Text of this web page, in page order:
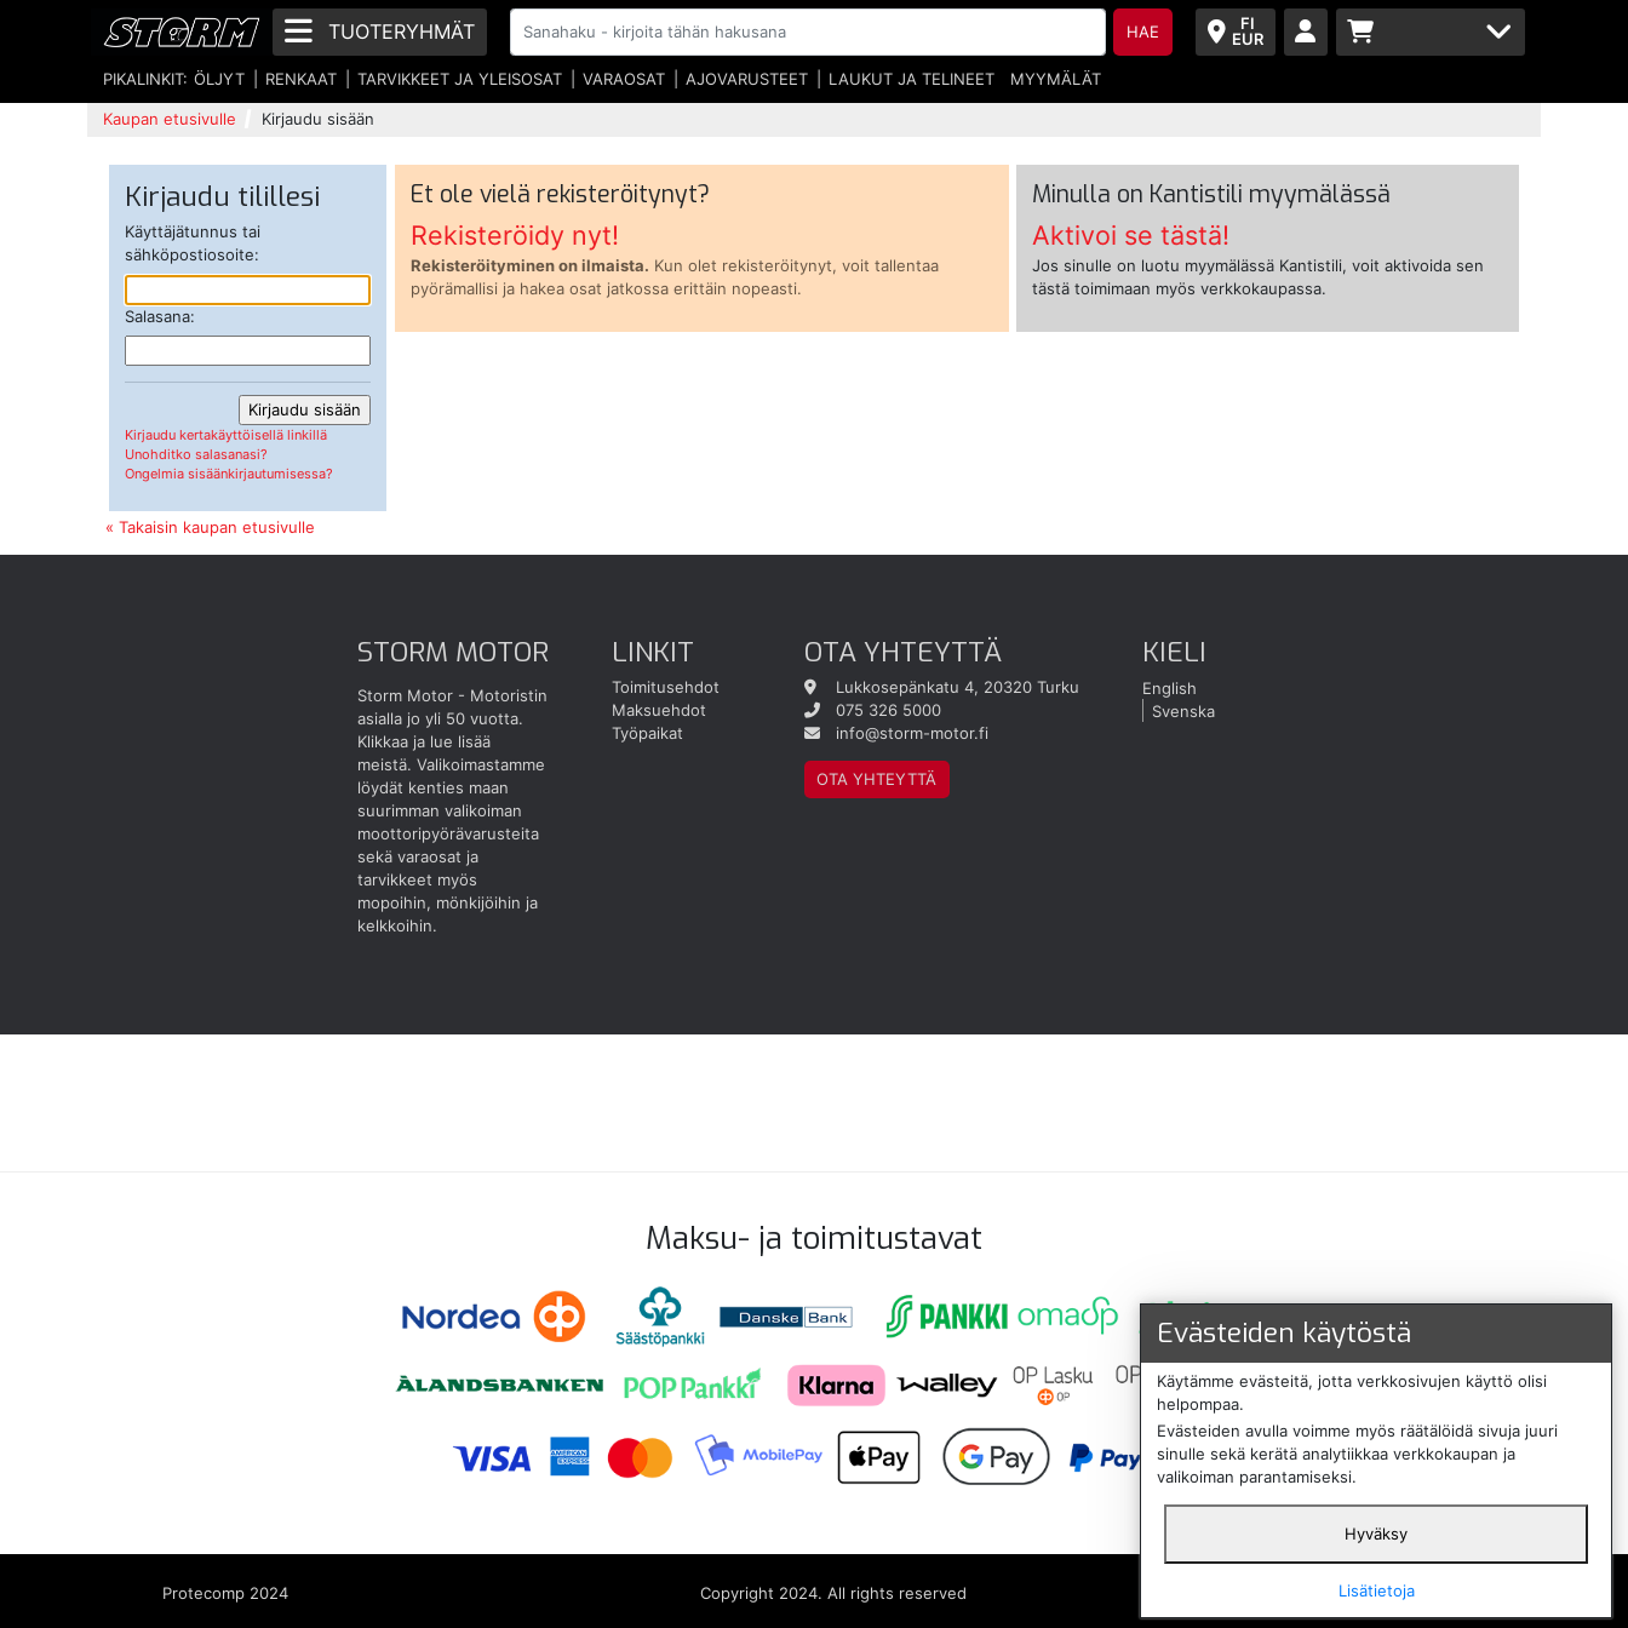
FI
EUR
TUOTERYHMÄT HAE
PIKALINKIT: ÖLJYT RENKAAT TARVIKKEET JA YLEISOSAT VARAOSAT AJOVARUSTEET LAUKUT JA TELINEET MYYMÄLÄT
Kaupan etusivulle Kirjaudu sisään
Kirjaudu tilillesi
Käyttäjätunnus tai
sähköpostiosoite:
Salasana:
Kirjaudu kertakäyttöisellä linkillä
Unohditko salasanasi?
Ongelmia sisäänkirjautumisessa?
Et ole vielä rekisteröitynyt?
Rekisteröidy nyt!
Rekisteröityminen on ilmaista. Kun olet rekisteröitynyt, voit tallentaa
pyörämallisi ja hakea osat jatkossa erittäin nopeasti.
Minulla on Kantistili myymälässä
Aktivoi se tästä!
Jos sinulle on luotu myymälässä Kantistili, voit aktivoida sen
tästä toimimaan myös verkkokaupassa.
« Takaisin kaupan etusivulle
STORM MOTOR
Storm Motor - Motoristin
asialla jo yli 50 vuotta.
Klikkaa ja lue lisää
meistä. Valikoimastamme
löydät kenties maan
suurimman valikoiman
moottoripyörävarusteita
sekä varaosat ja
tarvikkeet myös
mopoihin, mönkijöihin ja
kelkkoihin.
LINKIT
Toimitusehdot
Maksuehdot
Työpaikat
OTA YHTEYTTÄ
Lukkosepänkatu 4, 20320 Turku
075 326 5000
info@storm-motor.fi
OTA YHTEYTTÄ
KIELI
English
Svenska
Maksu- ja toimitustavat
Protecomp 2024 Copyright 2024. All rights reserved
Svenska
Evästeiden käytöstä
Käytämme evästeitä, jotta verkkosivujen käyttö olisi
helpompaa.
Evästeiden avulla voimme myös räätälöidä sivuja juuri
sinulle sekä kerätä analytiikkaa verkkokaupan ja
valikoiman parantamiseksi.
Hyväksy
Lisätietoja